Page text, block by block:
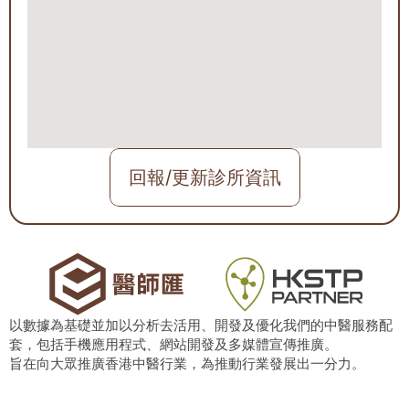
回報/更新診所資訊
以數據為基礎並加以分析去活用、開發及優化我們的中醫服務配
套，包括手機應用程式、網站開發及多媒體宣傳推廣。
旨在向大眾推廣香港中醫行業，為推動行業發展出一分力。